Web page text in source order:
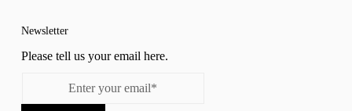
Newsletter
Please tell us your email here.